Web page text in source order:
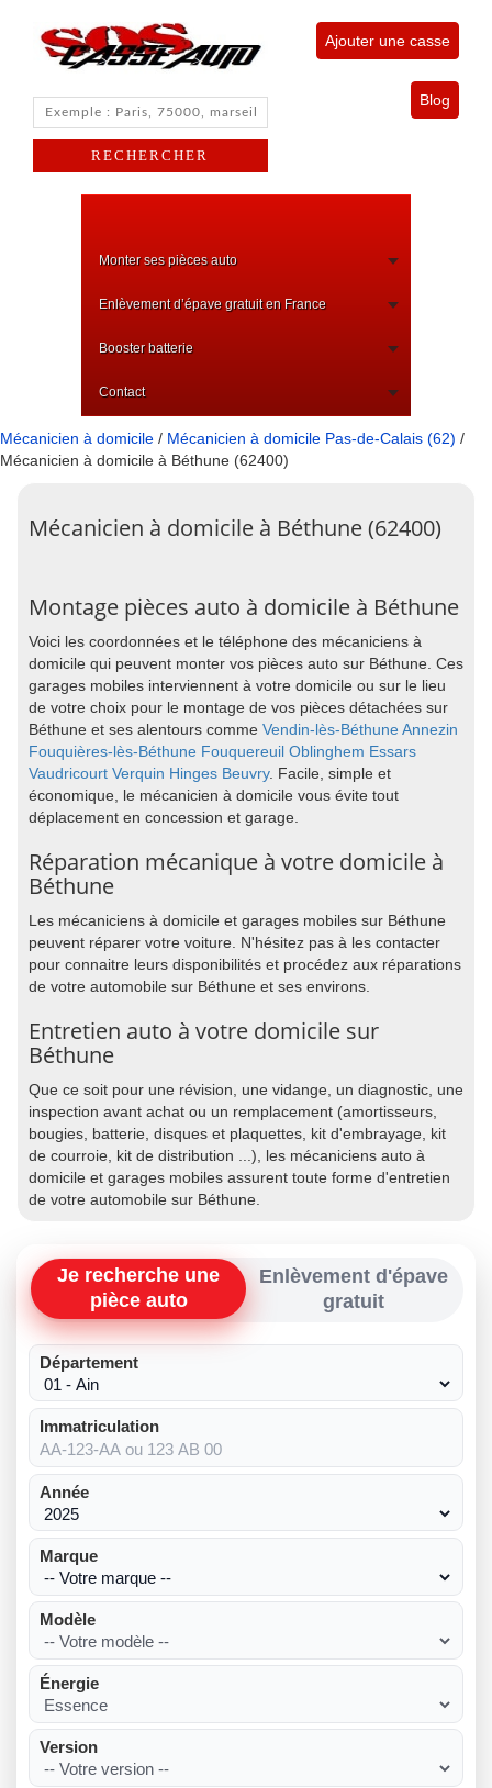
Ajouter une casse
Blog
Monter ses pièces auto
Enlèvement d’épave gratuit en France
Booster batterie
Contact
Mécanicien à domicile / Mécanicien à domicile Pas-de-Calais (62) /
Mécanicien à domicile à Béthune (62400)
Mécanicien à domicile à Béthune (62400)
Montage pièces auto à domicile à Béthune
Voici les coordonnées et le téléphone des mécaniciens à
domicile qui peuvent monter vos pièces auto sur Béthune. Ces
garages mobiles interviennent à votre domicile ou sur le lieu
de votre choix pour le montage de vos pièces détachées sur
Béthune et ses alentours comme Vendin-lès-Béthune Annezin
Fouquières-lès-Béthune Fouquereuil Oblinghem Essars
Vaudricourt Verquin Hinges Beuvry. Facile, simple et
économique, le mécanicien à domicile vous évite tout
déplacement en concession et garage.
Réparation mécanique à votre domicile à
Béthune
Les mécaniciens à domicile et garages mobiles sur Béthune
peuvent réparer votre voiture. N'hésitez pas à les contacter
pour connaitre leurs disponibilités et procédez aux réparations
de votre automobile sur Béthune et ses environs.
Entretien auto à votre domicile sur
Béthune
Que ce soit pour une révision, une vidange, un diagnostic, une
inspection avant achat ou un remplacement (amortisseurs,
bougies, batterie, disques et plaquettes, kit d'embrayage, kit
de courroie, kit de distribution ...), les mécaniciens auto à
domicile et garages mobiles assurent toute forme d'entretien
de votre automobile sur Béthune.
Je recherche une
pièce auto
Enlèvement d'épave
gratuit
Département
Immatriculation
Année
Marque
Modèle
Énergie
Version